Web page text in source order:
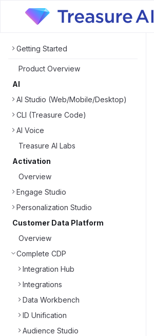
Getting Started
Product Overview
AI
AI Studio (Web/Mobile/Desktop)
CLI (Treasure Code)
AI Voice
Treasure AI Labs
Activation
Overview
Engage Studio
Personalization Studio
Customer Data Platform
Overview
Complete CDP
Integration Hub
Integrations
Data Workbench
ID Unification
Audience Studio